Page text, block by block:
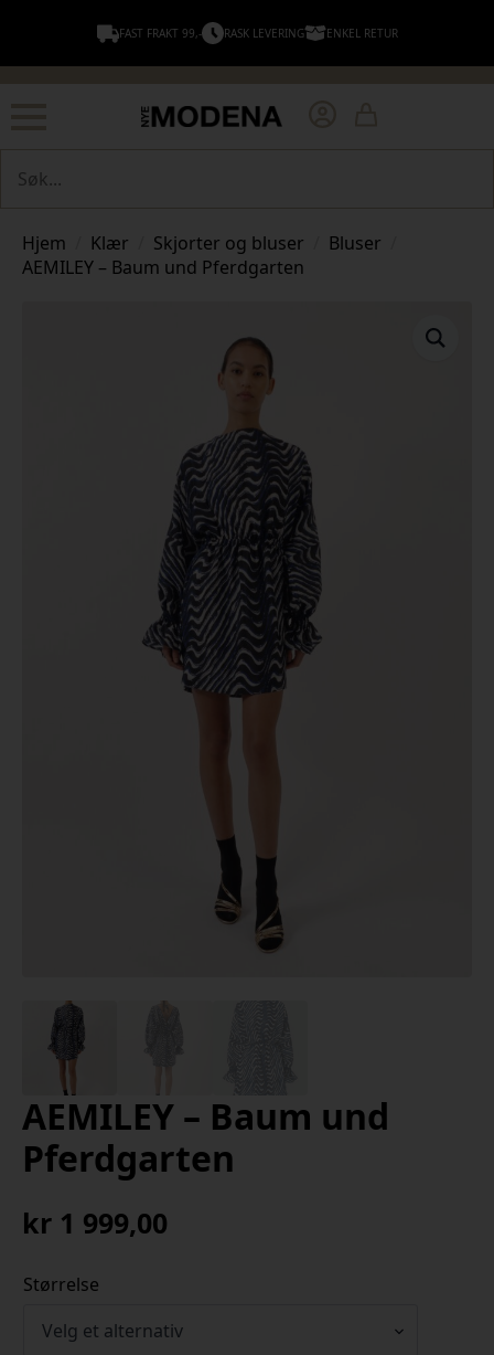
FAST FRAKT 99,- RASK LEVERING ENKEL RETUR
Hjem Klær Skjorter og bluser
Bluser
AEMILEY – Baum und Pferdgarten
AEMILEY – Baum und
Pferdgarten
kr 1 999,00
Størrelse